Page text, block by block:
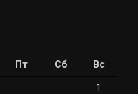
Пт Сб Вс
1